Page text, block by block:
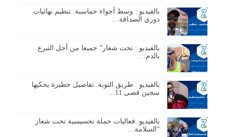
بالفيديو : وسط أجواء حماسية..تنظيم نهائيات
دوري الصداقة…
بالفيديو : تحت شعار” جميعا من أجل التبرع
بالدم…
بالفيديو : طريق التوبة..تفاصيل خطيرة يحكيها
سجين قضى 11…
بالفيديو..فعاليات حملة تحسيسية تحت شعار
“السلامة…